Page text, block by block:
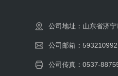
公司地址：山东省济
公司邮箱：
公司传真：0537-